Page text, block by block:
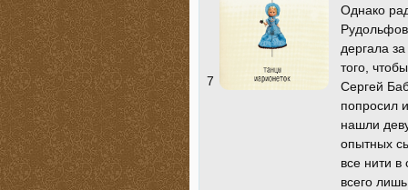
7
Однако
дергала
того,
Сергей
попросил
нашли
опытных
все нити в
всего